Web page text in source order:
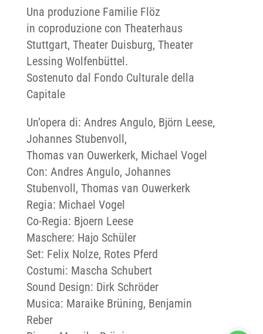
Una produzione Familie Flöz
in coproduzione con Theaterhaus
Stuttgart, Theater Duisburg, Theater
Lessing Wolfenbüttel.
Sostenuto dal Fondo Culturale della
Capitale
Un’opera di: Andres Angulo, Björn Leese,
Johannes Stubenvoll,
Thomas van Ouwerkerk, Michael Vogel
Con: Andres Angulo, Johannes
Stubenvoll, Thomas van Ouwerkerk
Regia: Michael Vogel
Co-Regia: Bjoern Leese
Maschere: Hajo Schüler
Set: Felix Nolze, Rotes Pferd
Costumi: Mascha Schubert
Sound Design: Dirk Schröder
Musica: Maraike Brüning, Benjamin
Reber